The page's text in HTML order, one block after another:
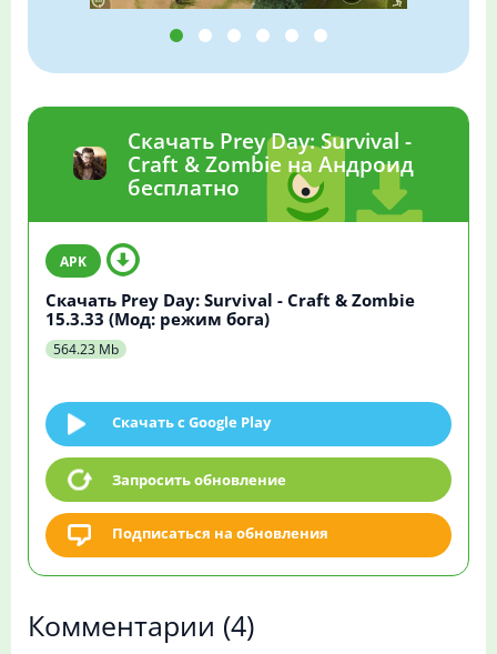
Скачать Prey Day: Survival -
Craft & Zombie на Андроид
бесплатно
Скачать Prey Day: Survival - Craft & Zombie
15.3.33 (Мод: режим бога)
564.23 Mb
Скачать c Google Play
Запросить обновление
Подписаться на обновления
Комментарии (4)